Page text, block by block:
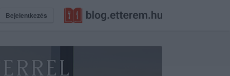
Bejelentkezés